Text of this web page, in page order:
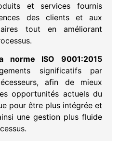
et services fournis
des clients et aux
tout en améliorant
norme ISO 9001:2015
significatifs par
afin de mieux
opportunités actuels du
pour être plus intégrée et
une gestion plus fluide